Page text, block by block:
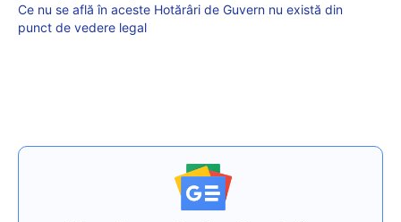
Ce nu se află în aceste Hotărâri de Guvern nu există din
punct de vedere legal